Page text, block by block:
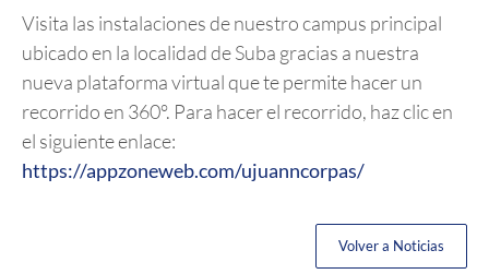
Visita las instalaciones de nuestro campus principal
ubicado en la localidad de Suba gracias a nuestra
nueva plataforma virtual que te permite hacer un
recorrido en 360°. Para hacer el recorrido, haz clic en
el siguiente enlace:
https://appzoneweb.com/ujuanncorpas/
Volver a Noticias